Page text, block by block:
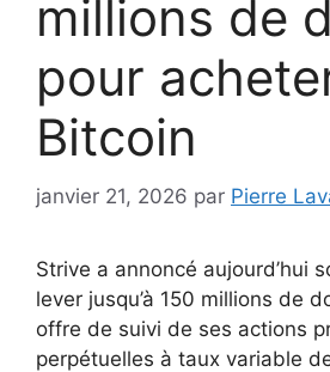
millions de
pour
Bitcoin
janvier 21, 2026 par Pierre
Strive a annoncé aujourd’hui
lever jusqu’à 150 millions de
offre de suivi de ses actions
perpétuelles à taux variable